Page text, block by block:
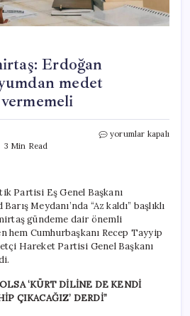
Erdoğan
medet
3 Min Read
Selahattin
medet
umanlara
prim
vermemeli
için
yorumlar kapalı
Partisi Eş Genel Başkanı
Meydanı’nda “Az kaldı” başlıklı
gündeme dair önemli
hem Cumhurbaşkanı Recep Tayyip
Hareket Partisi Genel Başkanı
‘KÜRT DİLİNE DE KENDİ
ÇIKACAĞIZ’ DERDİ”